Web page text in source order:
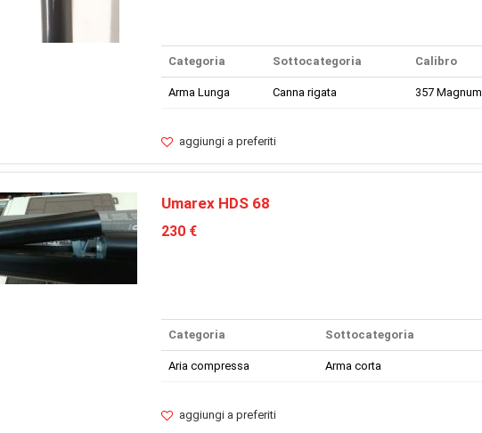
Categoria Sottocategoria Calibro
Arma Lunga Canna rigata 357 Magnum
aggiungi a preferiti
Umarex HDS 68
230 €
Categoria Sottocategoria
Aria compressa Arma corta
aggiungi a preferiti